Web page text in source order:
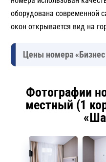
оборудована современной
окон открывается вид на
Цены номера
Фотографии
местный (1